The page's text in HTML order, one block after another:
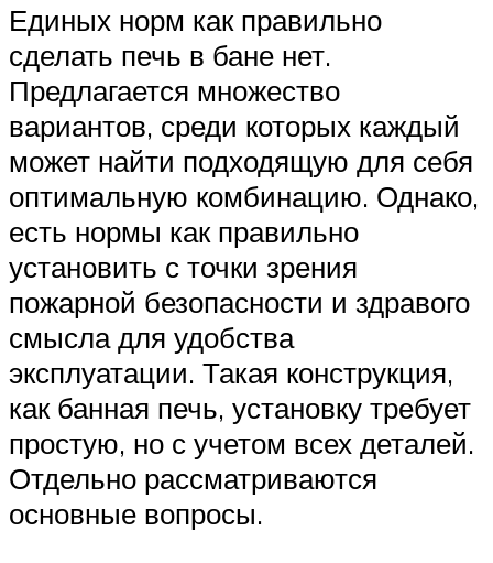
Единых норм как правильно
сделать печь в бане нет.
Предлагается множество
вариантов, среди которых каждый
может найти подходящую для себя
оптимальную комбинацию. Однако,
есть нормы как правильно
установить с точки зрения
пожарной безопасности и здравого
смысла для удобства
эксплуатации. Такая конструкция,
как банная печь, установку требует
простую, но с учетом всех деталей.
Отдельно рассматриваются
основные вопросы.